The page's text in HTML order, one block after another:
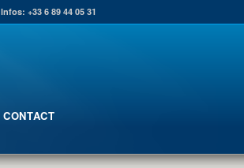
Infos: +33 6 89 44 05 31
CONTACT